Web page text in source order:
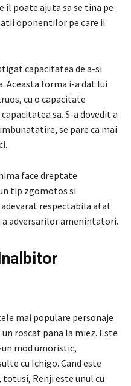
il poate ajuta sa se tina pe
oponentilor pe care ii
capacitatea de a-si
Aceasta forma i-a dat lui
cu o capacitate
sa. S-a dovedit a
se pare ca mai
face dreptate
tip zgomotos si
respectabila atat
adversarilor amenintatori.
mai populare personaje
un roscat pana la miez. Este
mod umoristic,
cu Ichigo. Cand este
Renji este unul cu